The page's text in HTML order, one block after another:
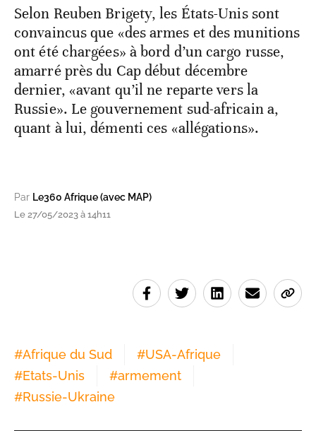
Selon Reuben Brigety, les États-Unis sont
convaincus que «des armes et des munitions
ont été chargées» à bord d’un cargo russe,
amarré près du Cap début décembre
dernier, «avant qu’il ne reparte vers la
Russie». Le gouvernement sud-africain a,
quant à lui, démenti ces «allégations».
Par Le360 Afrique (avec MAP)
Le 27/05/2023 à 14h11
#Afrique du Sud #USA-Afrique
#Etats-Unis #armement
#Russie-Ukraine